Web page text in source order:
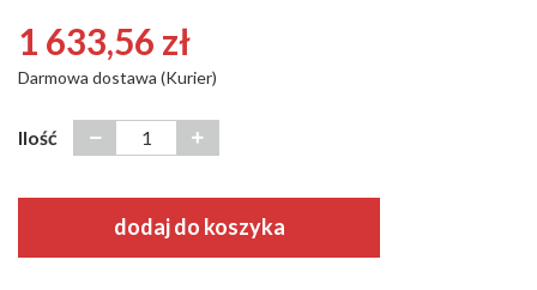
1 633,56 zł
Darmowa dostawa (Kurier)
Ilość
dodaj do koszyka